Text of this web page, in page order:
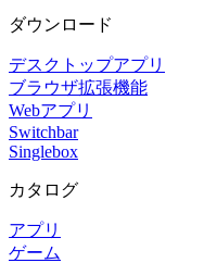
ダウンロード
デスクトップアプリ
ブラウザ拡張機能
Webアプリ
Switchbar
Singlebox
カタログ
アプリ
ゲーム